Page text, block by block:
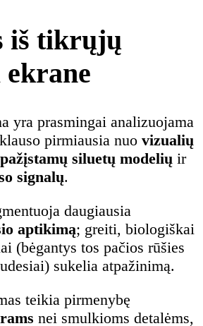
iš tikrųjų
ekrane
yra prasmingai analizuojama
pirmiausia nuo vizualių
pažįstamų siluetų modelių ir
signalų.
daugiausia
aptikimą; greiti, biologiškai
(bėgantys tos pačios rūšies
sukelia atpažinimą.
teikia pirmenybę
nei smulkioms detalėms,